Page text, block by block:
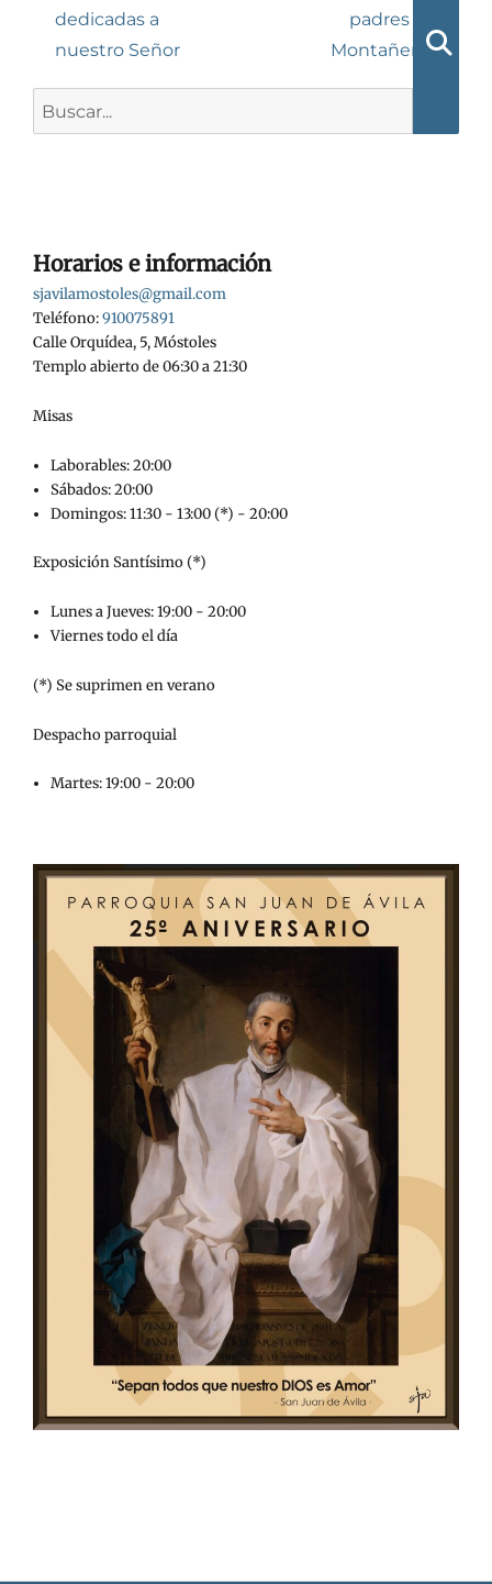
entradas
anterior:
dedicadas a
nuestro Señor
padres de
Montañeros
Horarios e información
sjavilamostoles@gmail.com
Teléfono:910075891
Calle Orquídea, 5, Móstoles
Templo abierto de 06:30 a 21:30
Misas
Laborables: 20:00
Sábados: 20:00
Domingos: 11:30 - 13:00 (*) - 20:00
Exposición Santísimo (*)
Lunes a Jueves: 19:00 - 20:00
Viernes todo el día
(*) Se suprimen en verano
Despacho parroquial
Martes: 19:00 - 20:00